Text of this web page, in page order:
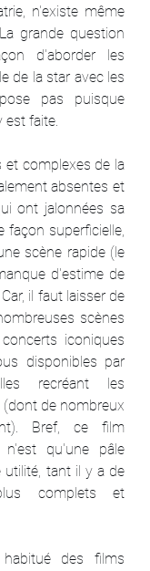
n'existe même
grande question
d'aborder les
de la star avec les
pas puisque
est faite.
et complexes de la
absentes et
ont jalonnées sa
façon superficielle,
scène rapide (le
d'estime de
il faut laisser de
scènes
iconiques
disponibles par
recréant les
de nombreux
Bref, ce film
qu'une pâle
utilité, tant il y a de
complets et
habitué des films